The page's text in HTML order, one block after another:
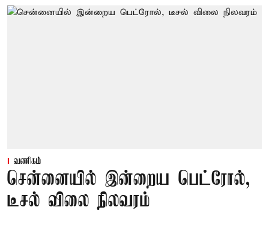
வணிகம்
சென்னையில் இன்றைய பெட்ரோல்,
டீசல் விலை நிலவரம்